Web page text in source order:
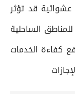
قد تؤثر
الساحلية
كفاءة الخدمات